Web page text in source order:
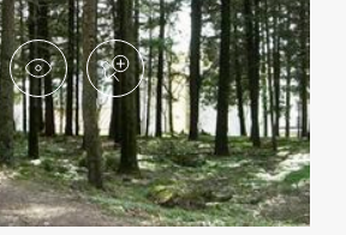
das Berlengas
do Paul do Boquilobo
do Estuário do Tejo